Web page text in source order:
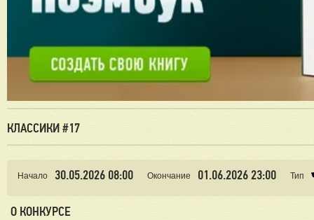
КЛАССИКИ #17
Начало 30.05.2026 08:00 Окончание 01.06.2026 23:00 Тип
О КОНКУРСЕ